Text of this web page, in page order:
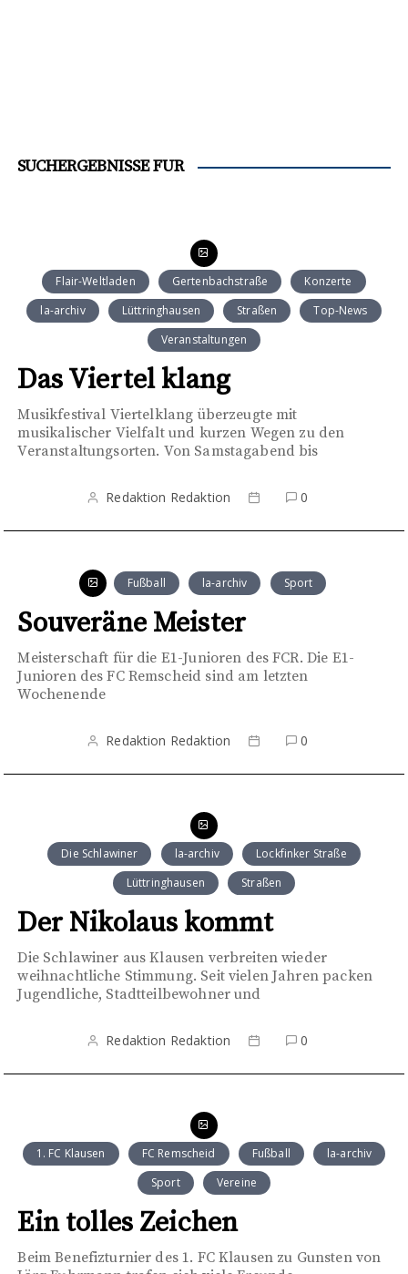
SUCHERGEBNISSE FÜR
Flair-Weltladen Gertenbachstraße
Konzerte
la-archiv
Lüttringhausen Straßen
Top-News
Veranstaltungen
Das Viertel klang
Musikfestival Viertelklang überzeugte mit
musikalischer Vielfalt und kurzen Wegen zu den
Veranstaltungsorten. Von Samstagabend bis
Redaktion Redaktion 0
Fußball la-archiv Sport
Souveräne Meister
Meisterschaft für die E1-Junioren des FCR. Die E1-
Junioren des FC Remscheid sind am letzten
Wochenende
Redaktion Redaktion 0
Die Schlawiner la-archiv
Lockfinker Straße
Lüttringhausen
Straßen
Der Nikolaus kommt
Die Schlawiner aus Klausen verbreiten wieder
weihnachtliche Stimmung. Seit vielen Jahren packen
Jugendliche, Stadtteilbewohner und
Redaktion Redaktion 0
1. FC Klausen FC Remscheid Fußball
la-archiv
Sport
Vereine
Ein tolles Zeichen
Beim Benefizturnier des 1. FC Klausen zu Gunsten von